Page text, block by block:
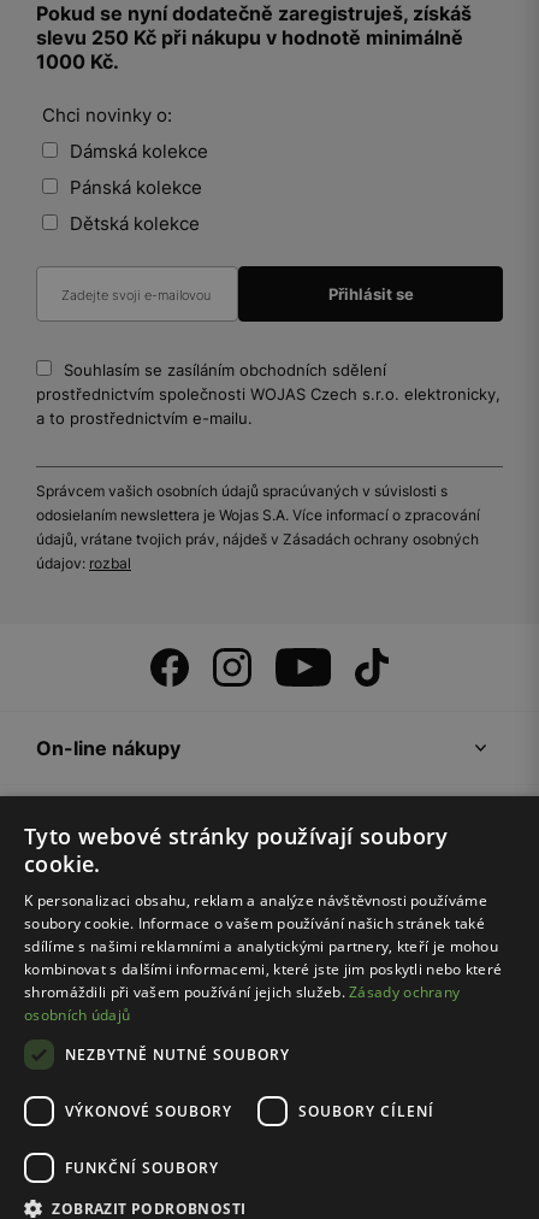
Pokud se nyní dodatečně zaregistruješ, získáš
slevu 250 Kč při nákupu v hodnotě minimálně
1000 Kč.
Chci novinky o:
Dámská kolekce
Pánská kolekce
Dětská kolekce
Souhlasím se zasíláním obchodních sdělení
prostřednictvím společnosti WOJAS Czech s.r.o. elektronicky,
a to prostřednictvím e-mailu.
Správcem vašich osobních údajů spracúvaných v súvislosti s
odosielaním newslettera je Wojas S.A. Více informací o zpracování
údajů, vrátane tvojich práv, nájdeš v Zásadách ochrany osobných
údajov: rozbal
On-line nákupy
Klub Wojas
Zákaznická zóna
Společnost Wojas
Rady
Tyto webové stránky používají soubory
cookie.
K personalizaci obsahu, reklam a analýze návštěvnosti používáme
soubory cookie. Informace o vašem používání našich stránek také
sdílíme s našimi reklamními a analytickými partnery, kteří je mohou
kombinovat s dalšími informacemi, které jste jim poskytli nebo které
shromáždili při vašem používání jejich služeb.Zásady ochrany
osobních údajů
NEZBYTNĚ NUTNÉ SOUBORY
VÝKONOVÉ SOUBORY SOUBORY CÍLENÍ
FUNKČNÍ SOUBORY
ZOBRAZIT PODROBNOSTI